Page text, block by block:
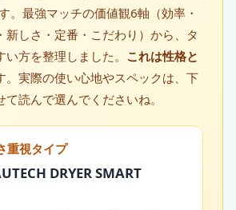
。最強マッチの価値観6軸（効率・
新しさ・定番・こだわり）から、タ
方を整理しました。 これは性格と
。実際の使い心地やスペックは、下
読んで選んでくださいね。
重視タイプ
DRYER SMART